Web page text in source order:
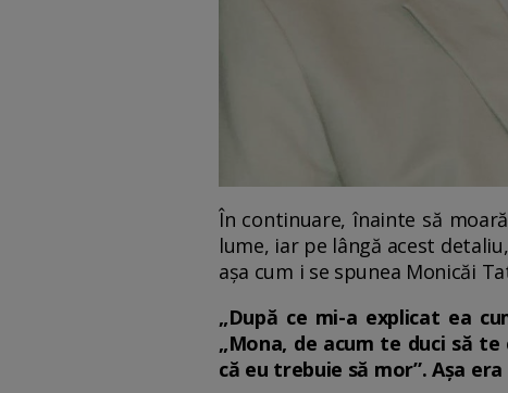
În continuare, înainte să
lume, iar pe lângă acest
așa cum i se spunea Monicăi
„După ce mi-a explicat ea
„Mona, de acum te duci să
că eu trebuie să mor”. Așa era